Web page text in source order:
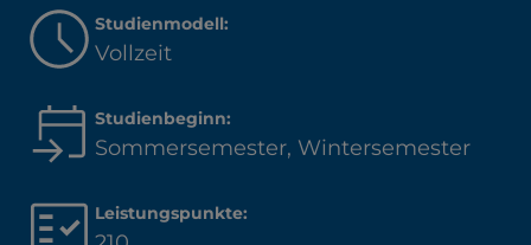
Studienmodell:
Vollzeit
Studienbeginn:
Sommersemester, Wintersemester
Leistungspunkte: